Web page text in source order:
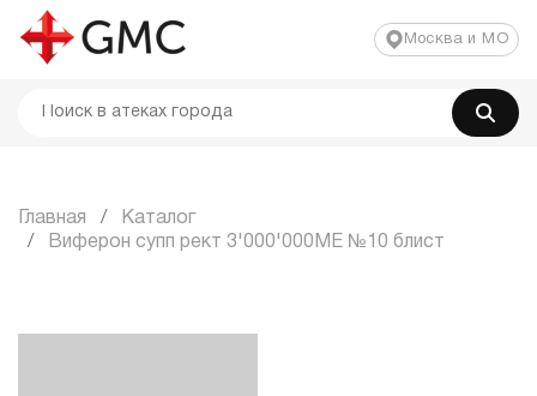
Москва и МО
Главная
Каталог
Виферон супп рект 3'000'000МЕ №10 блист